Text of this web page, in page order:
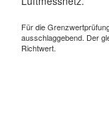
Für die
ausschlaggebend. Der
Richtwert.